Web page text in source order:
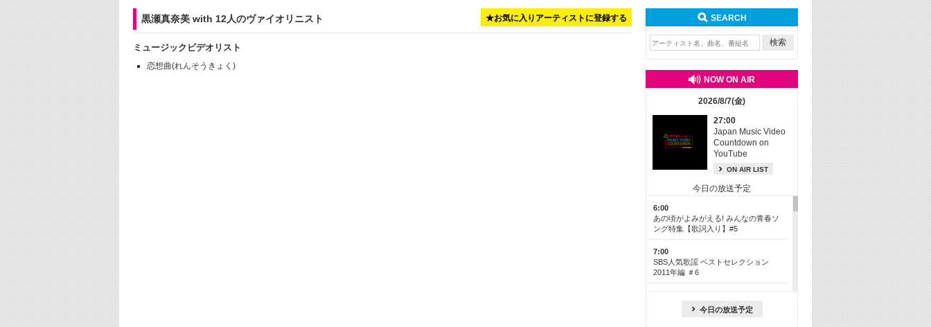
★お気に入りアーティストに登録する
黒瀬真奈美 with 12人のヴァイオリニスト
ミュージックビデオリスト
恋想曲(れんそうきょく)
SEARCH
NOW ON AIR
2026/8/7(金)
27:00
Japan Music Video
Countdown on
YouTube
ON AIR LIST
今日の放送予定
6:00
あの頃がよみがえる! みんなの青春ソ
ング特集【歌詞入り】#5
7:00
SBS人気歌謡 ベストセレクション
2011年編 ＃6
今も昔も愛される鉄板カラオケメドレ
ー【歌詞入り】 一挙5時間！
今日の放送予定